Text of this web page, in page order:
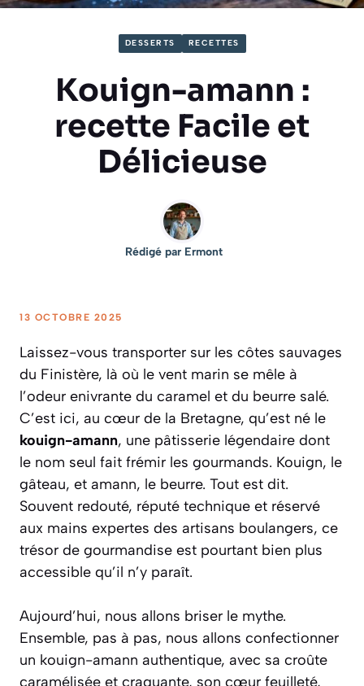
DESSERTS RECETTES
Kouign-amann :
recette Facile et
Délicieuse
Rédigé par Ermont
13 OCTOBRE 2025
Laissez-vous transporter sur les côtes sauvages
du Finistère, là où le vent marin se mêle à
l’odeur enivrante du caramel et du beurre salé.
C’est ici, au cœur de la Bretagne, qu’est né le
kouign-amann, une pâtisserie légendaire dont
le nom seul fait frémir les gourmands. Kouign, le
gâteau, et amann, le beurre. Tout est dit.
Souvent redouté, réputé technique et réservé
aux mains expertes des artisans boulangers, ce
trésor de gourmandise est pourtant bien plus
accessible qu’il n’y paraît.
Aujourd’hui, nous allons briser le mythe.
Ensemble, pas à pas, nous allons confectionner
un kouign-amann authentique, avec sa croûte
caramélisée et craquante, son cœur feuilleté,